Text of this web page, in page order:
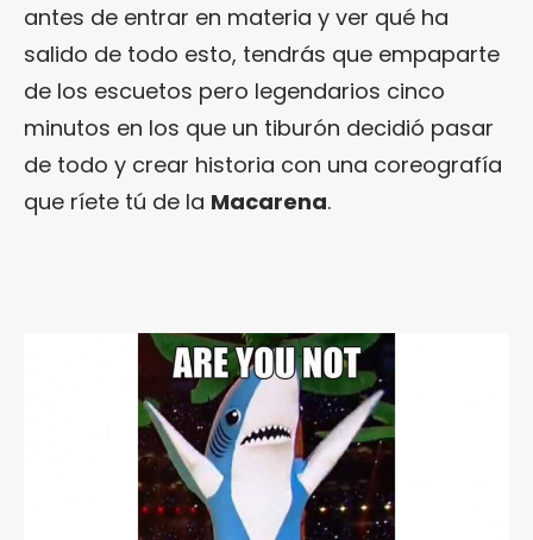
antes de entrar en materia y ver qué ha
salido de todo esto, tendrás que empaparte
de los escuetos pero legendarios cinco
minutos en los que un tiburón decidió pasar
de todo y crear historia con una coreografía
que ríete tú de la Macarena.